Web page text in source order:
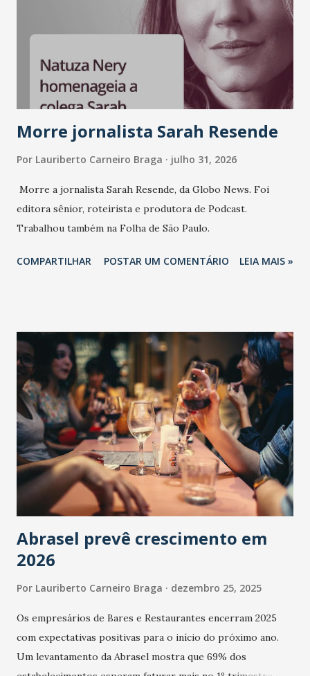
mundo fala muito e poucos entregam de verdade. O NM2B
sempre existiu para dar palco a quem constrói com
consistência, e nesta edição isso fica ainda mais claro.
Vamos reforçar que ser genuíno sustenta a confiança entre
marcas, pessoas e mercado", afirma Tamires So...
Morre jornalista Sarah Resende
Por Lauriberto Carneiro Braga julho 31, 2026
Morre a jornalista Sarah Resende, da Globo News. Foi
editora sênior, roteirista e produtora de Podcast.
Trabalhou também na Folha de São Paulo.
COMPARTILHAR POSTAR UM COMENTÁRIO LEIA MAIS »
Abrasel prevê crescimento em
2026
Por Lauriberto Carneiro Braga dezembro 25, 2025
Os empresários de Bares e Restaurantes encerram 2025
com expectativas positivas para o início do próximo ano.
Um levantamento da Abrasel mostra que 69% dos